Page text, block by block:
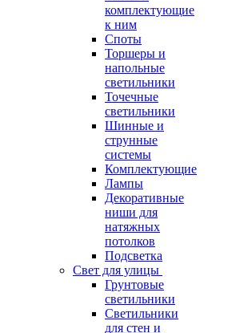
комплектующие
к ним
Споты
Торшеры и
напольные
светильники
Точечные
светильники
Шинные и
струнные
системы
Комплектующие
Лампы
Декоративные
ниши для
натяжных
потолков
Подсветка
Свет для улицы
Грунтовые
светильники
Светильники
для стен и